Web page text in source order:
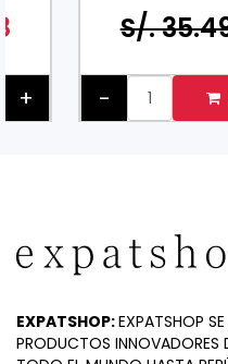
+
S/.
-
EXPATSHOP:EXPATSHOP
PRODUCTOS INNOVADORES